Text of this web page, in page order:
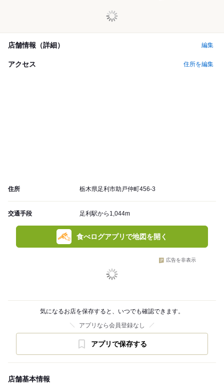
店舗情報（詳細） 編集
アクセス 住所を編集
住所 栃木県足利市助戸仲町456-3
交通手段 足利駅から1,044m
食べログアプリで地図を開く
広告を非表示
気になるお店を保存すると、いつでも確認できます。
アプリなら会員登録なし
アプリで保存する
店舗基本情報